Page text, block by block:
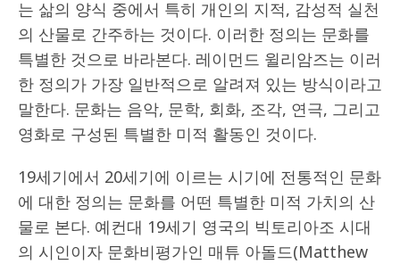
는 삶의 양식 중에서 특히 개인의 지적, 감성적 실천
의 산물로 간주하는 것이다. 이러한 정의는 문화를
특별한 것으로 바라본다. 레이먼드 윌리암즈는 이러
한 정의가 가장 일반적으로 알려져 있는 방식이라고
말한다. 문화는 음악, 문학, 회화, 조각, 연극, 그리고
영화로 구성된 특별한 미적 활동인 것이다.
19세기에서 20세기에 이르는 시기에 전통적인 문화
에 대한 정의는 문화를 어떤 특별한 미적 가치의 산
물로 본다. 예컨대 19세기 영국의 빅토리아조 시대
의 시인이자 문화비평가인 매튜 아돌드(Matthew